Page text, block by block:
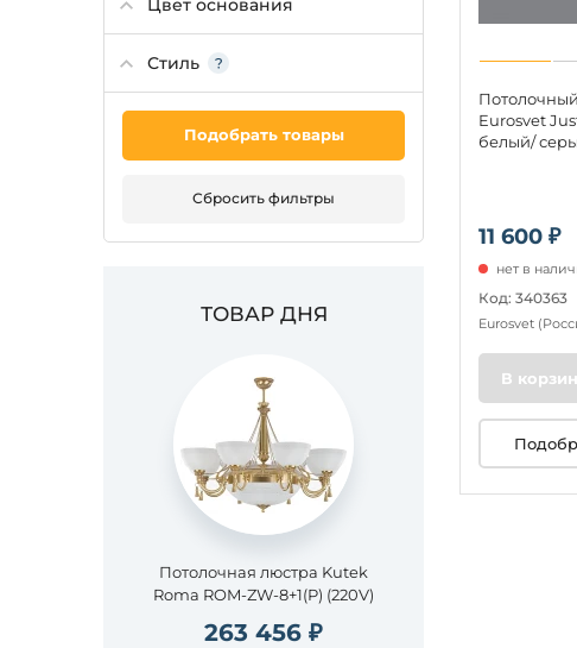
Цвет основания
Стиль
Подобрать товары
Сбросить фильтры
ТОВАР ДНЯ
Потолочная люстра Kutek
Roma ROM-ZW-8+1(P) (220V)
263 456 ₽
11 600 ₽
Eurosvet
белый/
нет в
Код: 340363
Eurosvet
В